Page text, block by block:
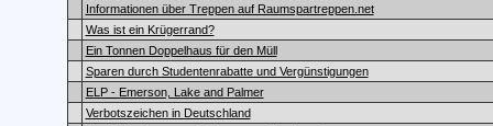
Informationen über Treppen auf Raumspartreppen.net
Was ist ein Krügerrand?
Ein Tonnen Doppelhaus für den Müll
Sparen durch Studentenrabatte und Vergünstigungen
ELP - Emerson, Lake and Palmer
Verbotszeichen in Deutschland